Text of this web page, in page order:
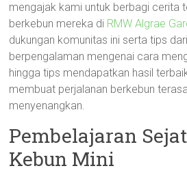
mengajak kami untuk berbagi cerita
berkebun mereka di RMW Algrae
dukungan komunitas ini serta tips
berpengalaman mengenai cara
hingga tips mendapatkan hasil
membuat perjalanan berkebun
menyenangkan.
Pembelajaran
Kebun Mini